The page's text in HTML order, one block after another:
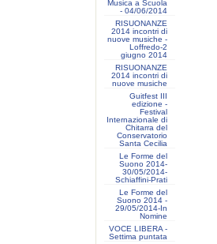
Musica a Scuola
- 04/06/2014
RISUONANZE
2014 incontri di
nuove musiche -
Loffredo-2
giugno 2014
RISUONANZE
2014 incontri di
nuove musiche
Guitfest III
edizione -
Festival
Internazionale di
Chitarra del
Conservatorio
Santa Cecilia
Le Forme del
Suono 2014-
30/05/2014-
Schiaffini-Prati
Le Forme del
Suono 2014 -
29/05/2014-In
Nomine
VOCE LIBERA -
Settima puntata